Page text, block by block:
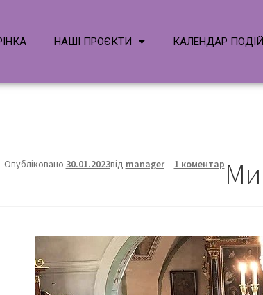
НАШІ ПРОЄКТИ КАЛЕНДАР ПОДІЙ
Опубліковано 30.01.2023від manager— 1 коментарМи